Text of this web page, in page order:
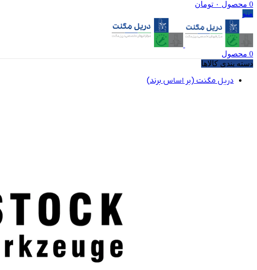
0 محصول ۰ تومان
منو
0 محصول
دسته بندی کالاها
دریل مگنت (بر اساس برند)